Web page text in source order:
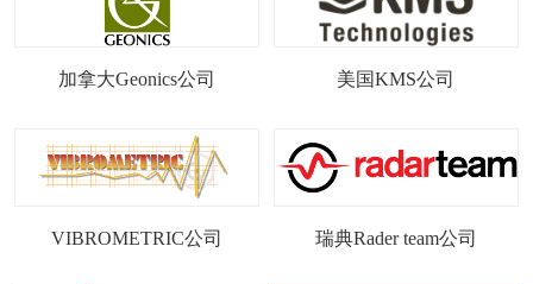
加拿大Geonics公司 美国KMS公司
VIBROMETRIC公司 瑞典Rader team公司